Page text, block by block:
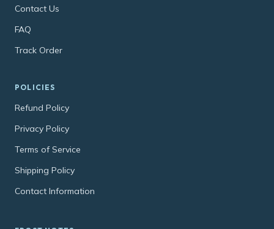
Contact Us
FAQ
Track Order
POLICIES
Refund Policy
Privacy Policy
Terms of Service
Shipping Policy
Contact Information